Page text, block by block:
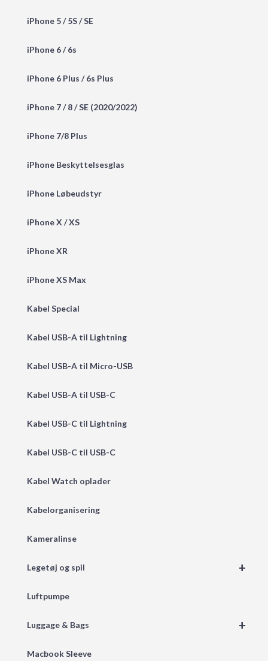
iPhone 5 / 5S / SE
iPhone 6 / 6s
iPhone 6 Plus / 6s Plus
iPhone 7 / 8 / SE (2020/2022)
iPhone 7/8 Plus
iPhone Beskyttelsesglas
iPhone Løbeudstyr
iPhone X / XS
iPhone XR
iPhone XS Max
Kabel Special
Kabel USB-A til Lightning
Kabel USB-A til Micro-USB
Kabel USB-A til USB-C
Kabel USB-C til Lightning
Kabel USB-C til USB-C
Kabel Watch oplader
Kabelorganisering
Kameralinse
+
Legetøj og spil
Luftpumpe
+
Luggage & Bags
Macbook Sleeve